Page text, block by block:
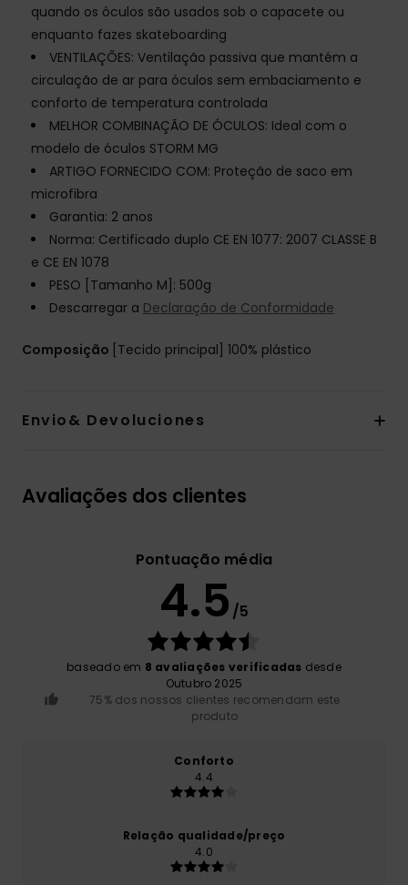
quando os óculos são usados sob o capacete ou
enquanto fazes skateboarding
VENTILAÇÕES: Ventilação passiva que mantém a
circulação de ar para óculos sem embaciamento e
conforto de temperatura controlada
MELHOR COMBINAÇÃO DE ÓCULOS: Ideal com o
modelo de óculos STORM MG
ARTIGO FORNECIDO COM: Proteção de saco em
microfibra
Garantia: 2 anos
Norma: Certificado duplo CE EN 1077: 2007 CLASSE B
e CE EN 1078
PESO [Tamanho M]: 500g
Descarregar a Declaração de Conformidade
Composição [Tecido principal] 100% plástico
Envio& Devoluciones
Avaliações dos clientes
Pontuação média
4.5 /5
baseado em 8 avaliações verificadas desde
Outubro 2025
75% dos nossos clientes recomendam este
produto
Conforto
4.4
Relação qualidade/preço
4.0